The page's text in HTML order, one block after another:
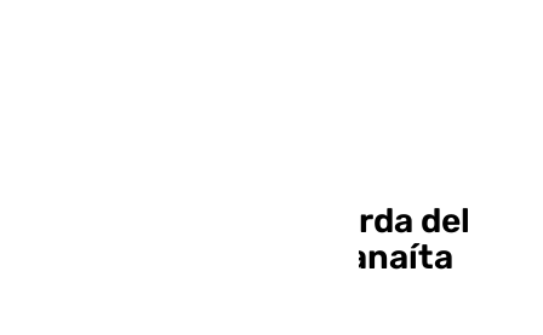
Los ángeles de la guarda del
Parque Comercial Granaíta